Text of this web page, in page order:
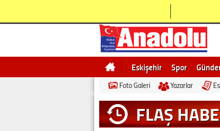
Eskişehir Spor
Bilecik
Ne demek
Foto Galeri Yazarlar
FLAŞ